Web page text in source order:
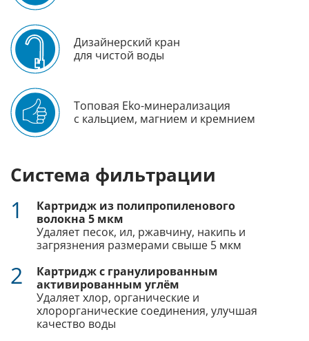
Дизайнерский кран
для чистой воды
Топовая Eko-минерализация
с кальцием, магнием и кремнием
Система фильтрации
1
Картридж из полипропиленового
волокна 5 мкм
Удаляет песок, ил, ржавчину, накипь и
загрязнения размерами свыше 5 мкм
2
Картридж c гранулированным
активированным углём
Удаляет хлор, органические и
хлорорганические соединения, улучшая
качество воды